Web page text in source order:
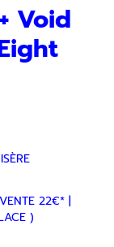
Void
22€* |
)